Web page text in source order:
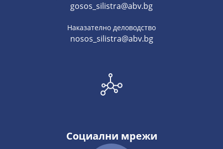
gosos_silistra@abv.bg
Наказателно деловодство
nosos_silistra@abv.bg
Социални мрежи